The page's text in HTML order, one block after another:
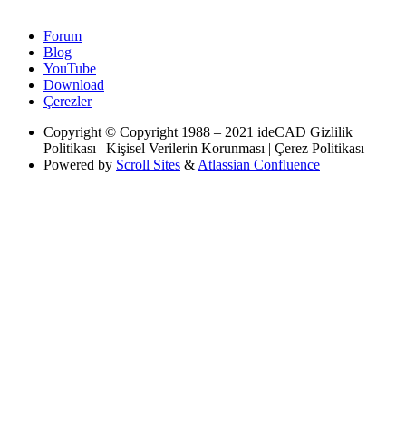
Forum
Blog
YouTube
Download
Çerezler
Copyright © Copyright 1988 – 2021 ideCAD Gizlilik
Politikası | Kişisel Verilerin Korunması | Çerez Politikası
Powered by Scroll Sites & Atlassian Confluence